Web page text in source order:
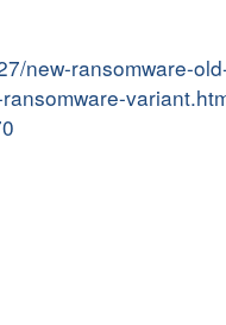
new-ransomware-